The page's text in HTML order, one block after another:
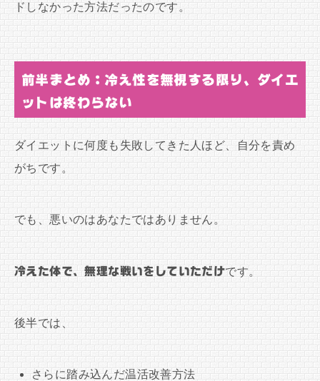
ドしなかった方法だったのです。
前半まとめ：冷え性を無視する限り、ダイエ
ットは終わらない
ダイエットに何度も失敗してきた人ほど、自分を責め
がちです。
でも、悪いのはあなたではありません。
冷えた体で、無理な戦いをしていただけです。
後半では、
さらに踏み込んだ温活改善方法